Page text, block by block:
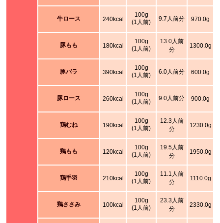
牛ロース 240kcal
100g
(1人前)
9.7人前分 970.0g
豚もも 180kcal
100g
(1人前)
13.0人前
分
1300.0g
豚バラ 390kcal
100g
(1人前)
6.0人前分 600.0g
豚ロース 260kcal
100g
(1人前)
9.0人前分 900.0g
鶏むね 190kcal
100g
(1人前)
12.3人前
分
1230.0g
鶏もも 120kcal
100g
(1人前)
19.5人前
分
1950.0g
鶏手羽 210kcal
100g
(1人前)
11.1人前
分
1110.0g
鶏ささみ 100kcal
100g
(1人前)
23.3人前
分
2330.0g